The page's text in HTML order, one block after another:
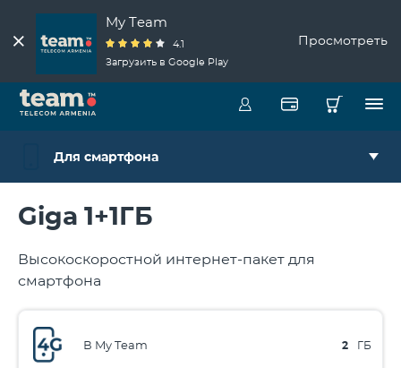
My Team
4.1
Загрузить в Google Play
Просмотреть
Для смартфона
Giga 1+1ГБ
Высокоскоростной интернет-пакет для
смартфона
В My Team 2 ГБ